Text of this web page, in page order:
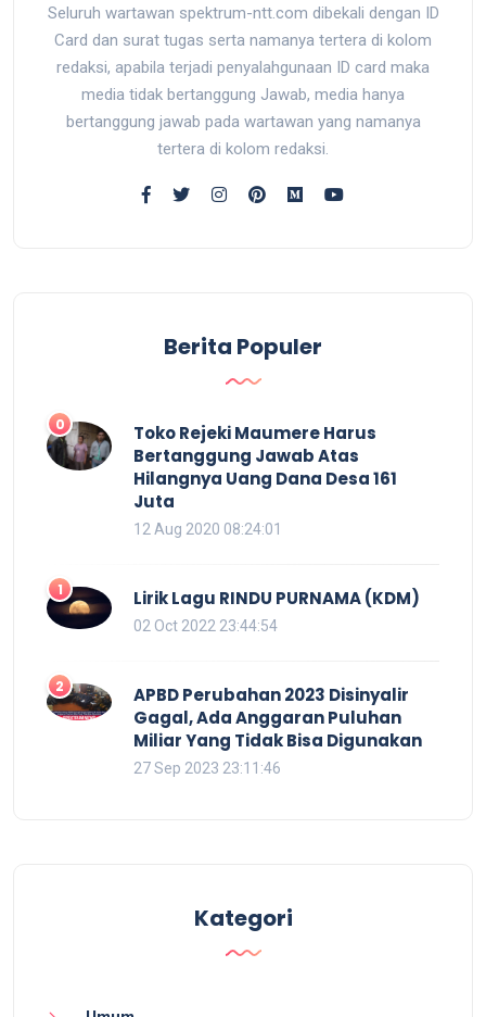
Seluruh wartawan spektrum-ntt.com dibekali dengan ID
Card dan surat tugas serta namanya tertera di kolom
redaksi, apabila terjadi penyalahgunaan ID card maka
media tidak bertanggung Jawab, media hanya
bertanggung jawab pada wartawan yang namanya
tertera di kolom redaksi.
Berita Populer
0
Toko Rejeki Maumere Harus
Bertanggung Jawab Atas
Hilangnya Uang Dana Desa 161
Juta
12 Aug 2020 08:24:01
1 Lirik Lagu RINDU PURNAMA (KDM)
02 Oct 2022 23:44:54
2
APBD Perubahan 2023 Disinyalir
Gagal, Ada Anggaran Puluhan
Miliar Yang Tidak Bisa Digunakan
27 Sep 2023 23:11:46
Kategori